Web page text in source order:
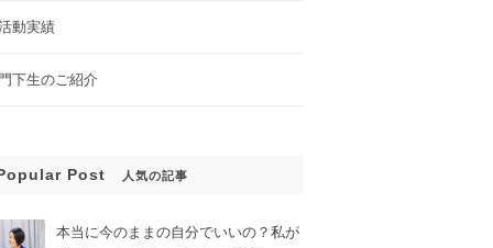
動実績
下生のご紹介
Post 人気の記事
本当に今のままの自分でいいの？私が